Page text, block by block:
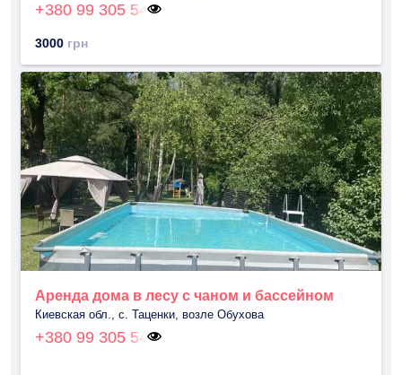
+380 99 305 54
3000 грн
Аренда дома в лесу с чаном и бассейном
Киевская обл., с. Таценки, возле Обухова
+380 99 305 54